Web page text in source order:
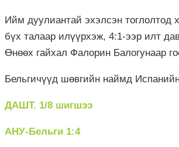
Ийм дуулиантай эхэлсэн тоглолтод
бүх талаар илүүрхэж, 4:1-ээр илт
Өнөөх гайхал Фалорин Балогунаар
Бельгичүүд шөвгийн наймд
ДАШТ. 1/8 шигшээ
АНУ-Бельги 1:4